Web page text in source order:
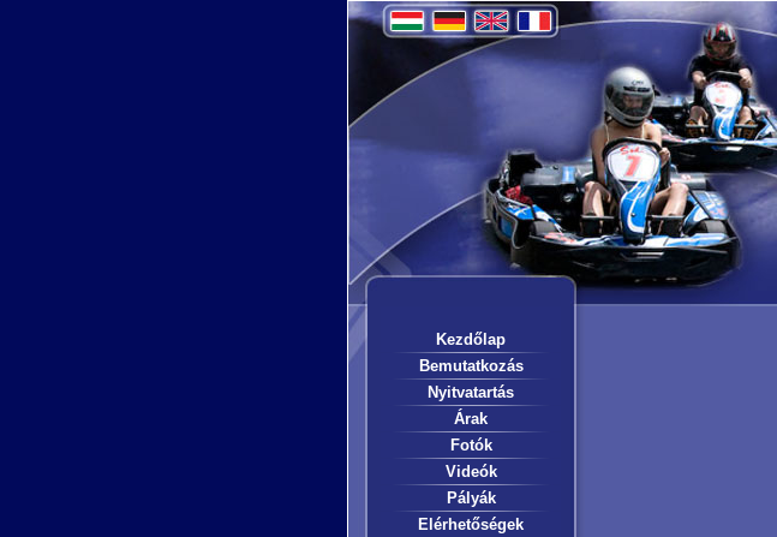
Kezdőlap
Bemutatkozás
Nyitvatartás
Árak
Fotók
Videók
Pályák
Elérhetőségek